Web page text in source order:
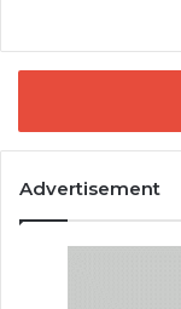
Advertisement